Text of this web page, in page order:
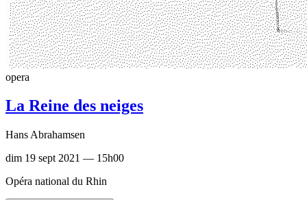
opera
La Reine des neiges
Hans Abrahamsen
dim 19 sept 2021 — 15h00
Opéra national du Rhin